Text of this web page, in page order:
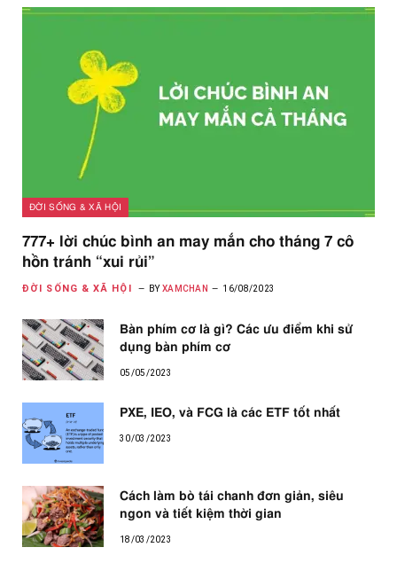
ĐỜI SỐNG & XÃ HỘI
777+ lời chúc bình an may mắn cho tháng 7 cô
hồn tránh “xui rủi”
ĐỜI SỐNG & XÃ HỘI BY XAMCHAN 16/08/2023
Bàn phím cơ là gì? Các ưu điểm khi sử
dụng bàn phím cơ
05/05/2023
PXE, IEO, và FCG là các ETF tốt nhất
30/03/2023
Cách làm bò tái chanh đơn giản, siêu
ngon và tiết kiệm thời gian
18/03/2023